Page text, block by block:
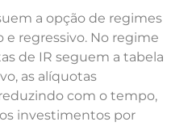
a opção de regimes
regressivo. No regime
de IR seguem a tabela
as alíquotas
com o tempo,
investimentos por